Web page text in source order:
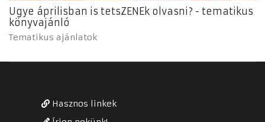
Ugye áprilisban is tetsZENEk olvasni? - tematikus
könyvajánló
Tematikus ajánlatok
Hasznos linkek